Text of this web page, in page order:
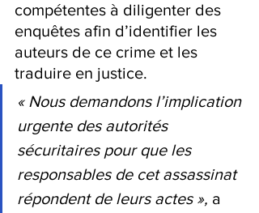
compétentes à diligenter des
enquêtes afin d’identifier les
auteurs de ce crime et les
traduire en justice.
« Nous demandons l’implication
urgente des autorités
sécuritaires pour que les
responsables de cet assassinat
répondent de leurs actes », a